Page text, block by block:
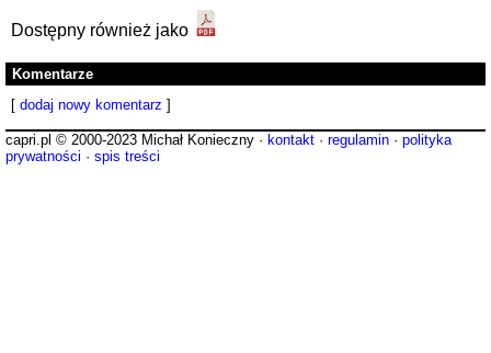
Dostępny również jako
Komentarze
[ dodaj nowy komentarz ]
capri.pl © 2000-2023 Michał Konieczny · kontakt · regulamin · polityka
prywatności · spis treści